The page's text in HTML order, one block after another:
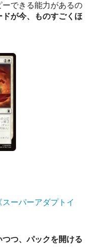
できる能力があるの
が今、ものすごくほ
スーパーアダプトイ
つ、パックを開ける